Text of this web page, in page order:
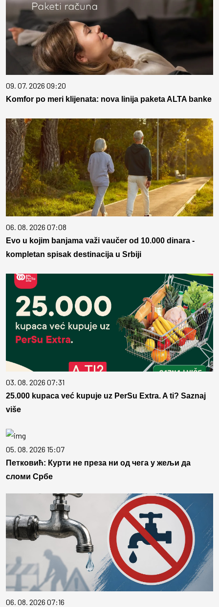
09. 07. 2026 09:20
Komfor po meri klijenata: nova linija paketa ALTA banke
06. 08. 2026 07:08
Evo u kojim banjama važi vaučer od 10.000 dinara -
kompletan spisak destinacija u Srbiji
03. 08. 2026 07:31
25.000 kupaca već kupuje uz PerSu Extra. A ti? Saznaj
više
05. 08. 2026 15:07
Петковић: Курти не преза ни од чега у жељи да
сломи Србе
06. 08. 2026 07:16